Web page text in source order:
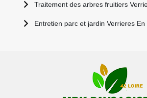
Traitement des arbres fruitiers
Entretien parc et jardin Verrieres En